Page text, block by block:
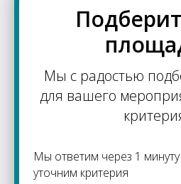
Мы с радостью
для вашего
Мы ответим через 1
уточним критерия